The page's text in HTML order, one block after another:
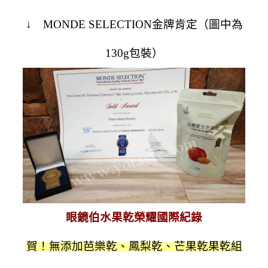
↓ MONDE SELECTION金牌肯定（圖中為
130g包裝）
眼鏡伯水果乾榮耀國際紀錄
賀！無添加芭樂乾、鳳梨乾、芒果乾果乾組